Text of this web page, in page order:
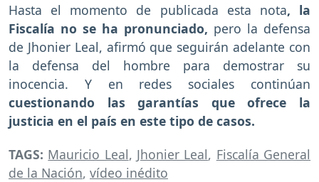
Hasta el momento de publicada esta nota, la
Fiscalía no se ha pronunciado, pero la defensa
de Jhonier Leal, afirmó que seguirán adelante con
la defensa del hombre para demostrar su
inocencia. Y en redes sociales continúan
cuestionando las garantías que ofrece la
justicia en el país en este tipo de casos.
TAGS: Mauricio Leal, Jhonier Leal, Fiscalía General
de la Nación, vídeo inédito